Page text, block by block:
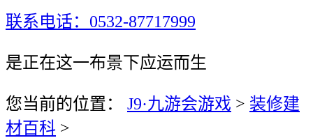
联系电话：0532-87717999
是正在这一布景下应运而生
您当前的位置： J9·九游会游戏 > 装修建
材百科 >